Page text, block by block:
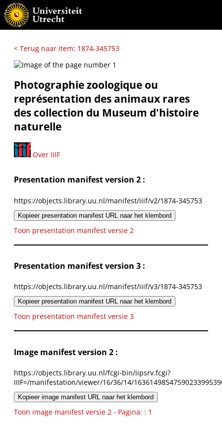
< Terug naar item: 1874-345753
Photographie zoologique ou
représentation des animaux rares
des collection du Museum d'histoire
naturelle
Over IIIF
Presentation manifest version 2 :
https://objects.library.uu.nl/manifest/iiif/v2/1874-345753
Kopieer presentation manifest URL naar het klembord
Toon presentation manifest versie 2
Presentation manifest version 3 :
https://objects.library.uu.nl/manifest/iiif/v3/1874-345753
Kopieer presentation manifest URL naar het klembord
Toon presentation manifest versie 3
Image manifest version 2 :
https://objects.library.uu.nl/fcgi-bin/iipsrv.fcgi?
IIIF=/manifestation/viewer/16/36/14/
Kopieer image manifest URL naar het klembord
Toon image manifest versie 2 - Pagina: : 1